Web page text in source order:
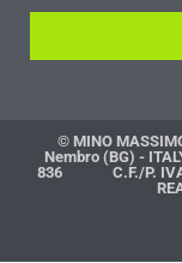
© MINO
Nembro (BG) -
836 C.F./P. IVA